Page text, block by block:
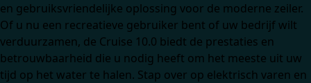
en gebruiksvriendelijke oplossing voor de moderne zeiler.
Of u nu een recreatieve gebruiker bent of uw bedrijf wilt
verduurzamen, de Cruise 10.0 biedt de prestaties en
betrouwbaarheid die u nodig heeft om het meeste uit uw
tijd op het water te halen. Stap over op elektrisch varen en